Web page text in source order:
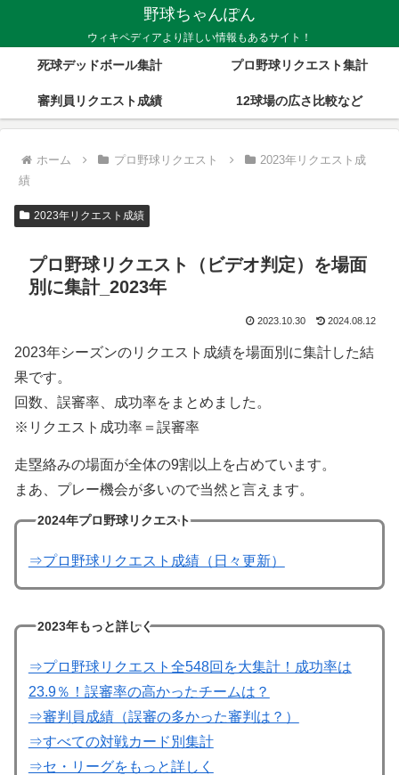
野球ちゃんぽん
ウィキペディアより詳しい情報もあるサイト！
死球デッドボール集計 プロ野球リクエスト集計
審判員リクエスト成績 12球場の広さ比較など
ホーム プロ野球リクエスト
2023年リクエスト成
績
2023年リクエスト成績
プロ野球リクエスト（ビデオ判定）を場面
別に集計_2023年
2023.10.30 2024.08.12
2023年シーズンのリクエスト成績を場面別に集計した結
果です。
回数、誤審率、成功率をまとめました。
※リクエスト成功率＝誤審率
走塁絡みの場面が全体の9割以上を占めています。
まあ、プレー機会が多いので当然と言えます。
2024年プロ野球リクエスト
⇒プロ野球リクエスト成績（日々更新）
2023年もっと詳しく
⇒プロ野球リクエスト全548回を大集計！成功率は
23.9％！誤審率の高かったチームは？
⇒審判員成績（誤審の多かった審判は？）
⇒すべての対戦カード別集計
⇒セ・リーグをもっと詳しく